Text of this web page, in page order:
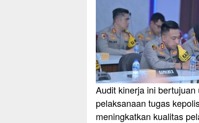
Audit kinerja ini
pelaksanaan tugas
meningkatkan kualitas